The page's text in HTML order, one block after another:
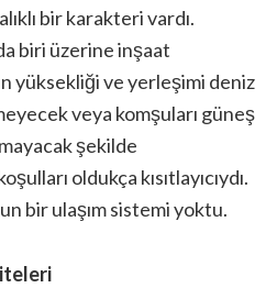
bir karakteri vardı.
biri üzerine inşaat
yüksekliği ve yerleşimi deniz
veya komşuları güneş
şekilde
oldukça kısıtlayıcıydı.
bir ulaşım sistemi yoktu.